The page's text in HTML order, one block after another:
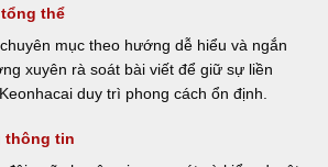
thể
mục theo hướng dễ hiểu và ngắn
xuyên rà soát bài viết để giữ sự liền
duy trì phong cách ổn định.
thông tin